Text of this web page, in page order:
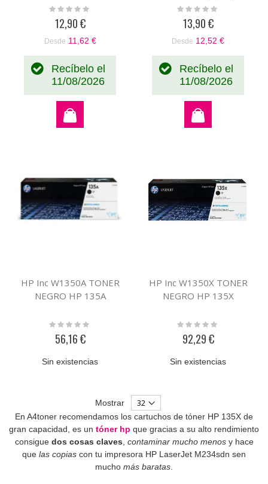
Rating:
12,90 €
Desde 11,62 €
Recíbelo el
11/08/2026
Rating:
13,90 €
Desde 12,52 €
Recíbelo el
11/08/2026
HP Inc W1350A TONER
NEGRO HP 135A
Rating:
56,16 €
Sin existencias
HP Inc W1350X TONER
NEGRO HP 135X
Rating:
92,29 €
Sin existencias
Mostrar
En A4toner recomendamos los cartuchos de tóner HP 135X de
gran capacidad, es un tóner hp que gracias a su alto rendimiento
consigue dos cosas claves contaminar mucho menosy hace
que las copias con tu impresora HP LaserJet M234sdn sen
mucho más baratas